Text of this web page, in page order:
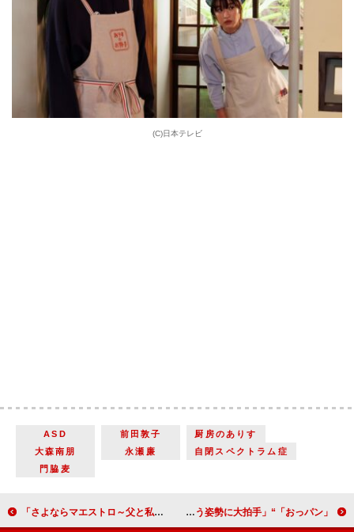
(C)日本テレビ
ASD 前田敦子
厨房のありす
大森南朋
永瀬廉
自閉スペクトラム症
門脇麦
「さよならマエストロ～父と私のアパッシオナート～」「西島秀俊、ニットが似合い過ぎる」「ラストの芦田愛菜ちゃんのシーン、鳥肌がたった」 「おっパン」“沖田誠”原田泰造がアプデする姿に感動の声 「今の親世代は見た方がよい」「息子に向き合う姿勢に大拍手」